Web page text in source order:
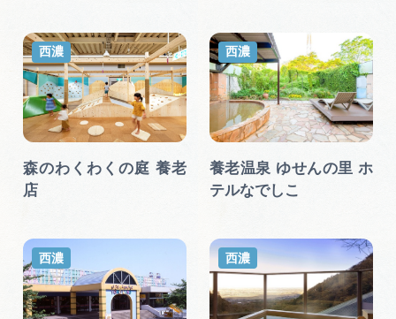
お問い合わせ
運営組織
広告掲載
サイトポリシー
森のわくわくの庭 養老
店
西濃
養老温泉 ゆせんの里 ホ
テルなでしこ
西濃
西濃 西濃